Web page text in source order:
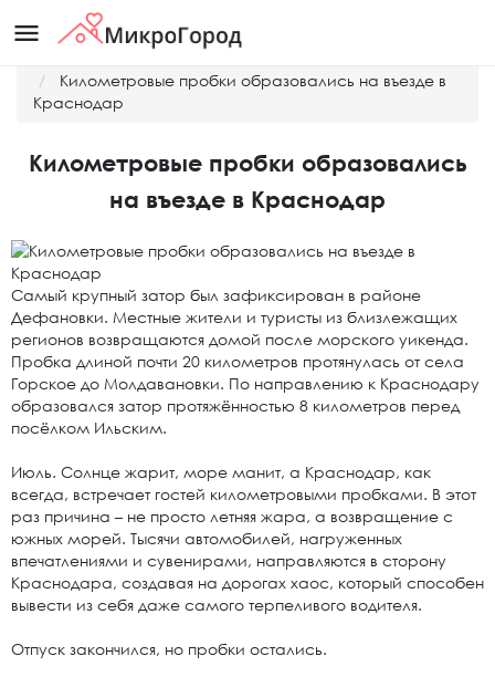
menu
Километровые пробки образовались на въезде в
Краснодар
Километровые пробки образовались
на въезде в Краснодар
Самый крупный затор был зафиксирован в районе
Дефановки. Местные жители и туристы из близлежащих
регионов возвращаются домой после морского уикенда.
Пробка длиной почти 20 километров протянулась от села
Горское до Молдавановки. По направлению к Краснодару
образовался затор протяжённостью 8 километров перед
посёлком Ильским.
Июль. Солнце жарит, море манит, а Краснодар, как
всегда, встречает гостей километровыми пробками. В этот
раз причина – не просто летняя жара, а возвращение с
южных морей. Тысячи автомобилей, нагруженных
впечатлениями и сувенирами, направляются в сторону
Краснодара, создавая на дорогах хаос, который способен
вывести из себя даже самого терпеливого водителя.
Отпуск закончился, но пробки остались.